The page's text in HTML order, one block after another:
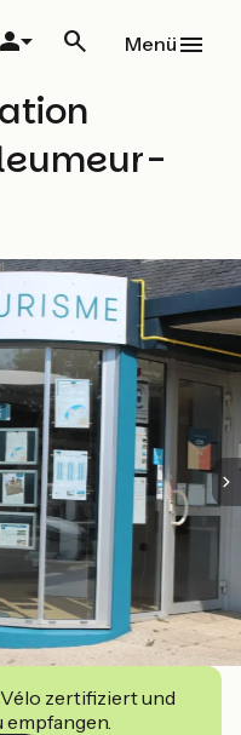
Menü
zertifiziert und
empfangen.